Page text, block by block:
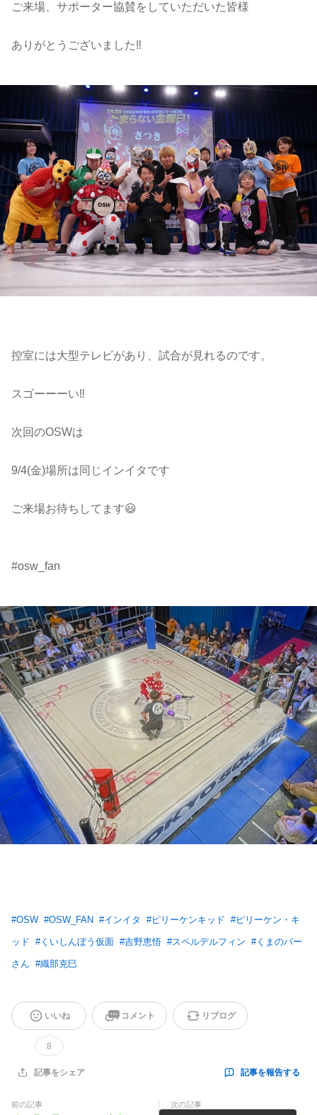
ご来場、サポーター協賛をしていただいた皆様
ありがとうございました‼️
控室には大型テレビがあり、試合が見れるのです。
スゴーーーい‼️
次回のOSWは
9/4(金)場所は同じインイタです
ご来場お待ちしてます😃
#osw_fan
#OSW #OSW_FAN #インイタ #ピリーケンキッド #ピリーケン・キ
ッド #くいしんぼう仮面 #吉野恵悟 #スペルデルフィン #くまのパー
さん #織部克巳
いいね
8
コメント リブログ
記事をシェア 記事を報告する
前の記事 次の記事